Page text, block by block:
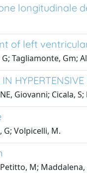
longitudinale
of left
Tagliamonte, Gm;
Giovanni; Cicala,
G; Volpicelli, M.
M;